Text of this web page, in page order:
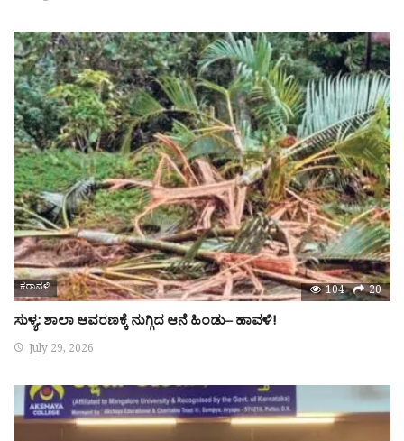
ಕರಾವಳಿ 104 20
ಸುಳ್ಯ: ಶಾಲಾ ಆವರಣಕ್ಕೆ ನುಗ್ಗಿದ ಆನೆ ಹಿಂಡು– ಹಾವಳಿ!
July 29, 2026